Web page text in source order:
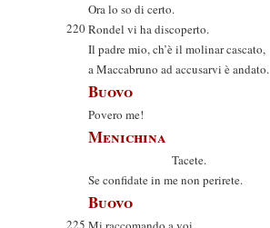
Ora lo so di certo.
220Rondel vi ha discoperto.
Il padre mio, ch’è il molinar cascato,
a Maccabruno ad accusarvi è andato.
Buovo
Povero me!
Menichina
Tacete.
Se confidate in me non perirete.
Buovo
225